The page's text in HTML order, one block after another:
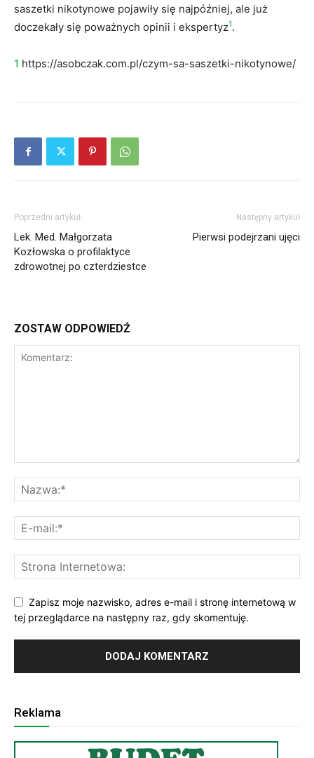
saszetki nikotynowe pojawiły się najpóźniej, ale już
doczekały się poważnych opinii i ekspertyz1.
1 https://asobczak.com.pl/czym-sa-saszetki-nikotynowe/
Poprzedni artykuł
Lek. Med. Małgorzata
Kozłowska o profilaktyce
zdrowotnej po czterdziestce
Następny artykuł
Pierwsi podejrzani ujęci
ZOSTAW ODPOWIEDŹ
Zapisz moje nazwisko, adres e-mail i stronę internetową w
tej przeglądarce na następny raz, gdy skomentuję.
Reklama